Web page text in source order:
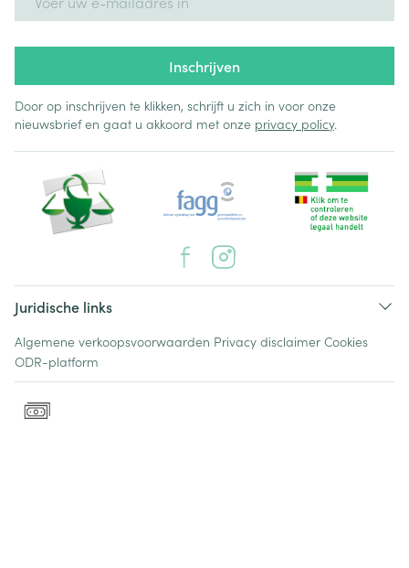
Inschrijven
Door op inschrijven te klikken, schrijft u zich in voor onze
nieuwsbrief en gaat u akkoord met onze privacy policy.
Juridische links
Algemene verkoopsvoorwaarden Privacy disclaimer Cookies
ODR-platform